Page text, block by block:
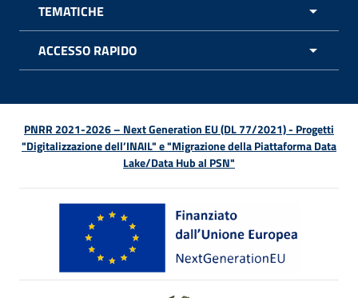
TEMATICHE
ACCESSO RAPIDO
PNRR 2021-2026 – Next Generation EU (DL 77/2021) - Progetti
"Digitalizzazione dell’INAIL" e "Migrazione della Piattaforma Data
Lake/Data Hub al PSN"